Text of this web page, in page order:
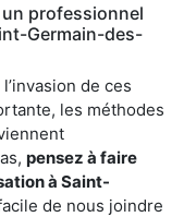
professionnel
Germain-des-
de ces
les méthodes
pensez à faire
à Saint-
de nous joindre